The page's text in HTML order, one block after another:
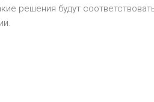
решения будут